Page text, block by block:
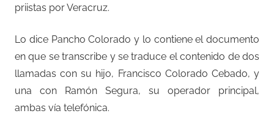
priistas por Veracruz.
Lo dice Pancho Colorado y lo contiene el documento
en que se transcribe y se traduce el contenido de dos
llamadas con su hijo, Francisco Colorado Cebado, y
una con Ramón Segura, su operador principal,
ambas vía telefónica.